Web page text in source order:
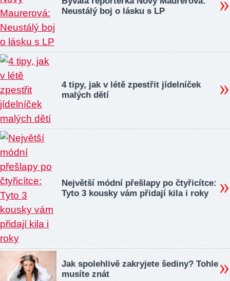
Neustálý boj o lásku s LP
4 tipy, jak v létě zpestřit jídelníček
malých dětí
Největší módní přešlapy po čtyřicítce:
Tyto 3 kousky vám přidají kila i roky
Jak spolehlivě zakryjete šediny? Tohle
musíte znát